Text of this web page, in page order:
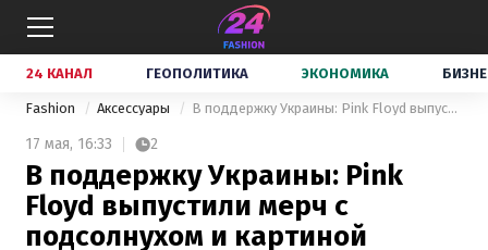
24 КАНАЛ ГЕОПОЛИТИКА ЭКОНОМИКА
Fashion Аксессуары В поддержку Украины: Pink Floyd выпустили мерч с подсолнухом и картиной "Защитники Херсона"
17 мая, 16:33 2
В поддержку Украины: Pink
Floyd выпустили мерч с
подсолнухом и картиной